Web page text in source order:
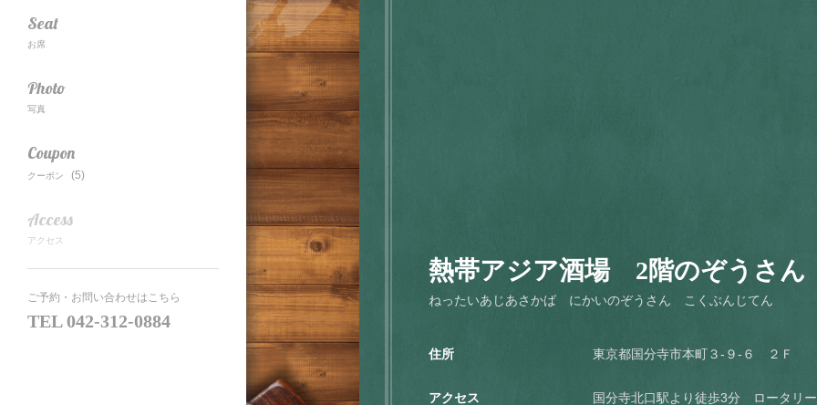
Seat
お席
Photo
写真
Coupon
クーポン (5)
Access
アクセス
ご予約・お問い合わせはこちら
TEL042-312-0884
熱帯アジア酒場 2階のぞうさ
ねったいあじあさかば にかいのぞうさん こくぶんじてん
住所 東京都国分寺市本町３-９-６ ２Ｆ
アクセス 国分寺北口駅より徒歩3分 ロータリ